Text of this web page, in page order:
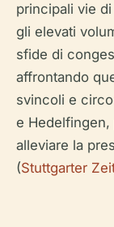
principali vie
gli elevati
sfide di
affrontando
svincoli e
e
alleviare la
(Stuttgarter